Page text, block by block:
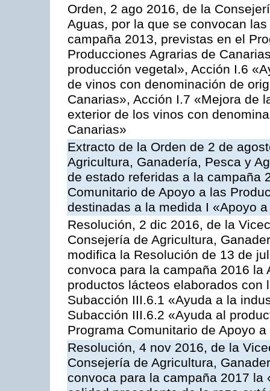
Orden, 2 ago 2016, de la
Aguas, por la que se convocan
campaña 2013, previstas en el
Producciones Agrarias de
producción vegetal», Acción I.6
de vinos con denominación de
Canarias», Acción I.7 «Mejora de
exterior de los vinos con
Canarias»
Extracto de la Orden de 2 de
Agricultura, Ganadería, Pesca y
de estado referidas a la campaña
Comunitario de Apoyo a las
destinadas a la medida I «Apoyo
Resolución, 2 dic 2016, de la
Consejería de Agricultura,
modifica la Resolución de 13 de
convoca para la campaña 2016
productos lácteos elaborados
Subacción III.6.1 «Ayuda a la
Subacción III.6.2 «Ayuda al
Programa Comunitario de Apoyo
Resolución, 4 nov 2016, de la
Consejería de Agricultura,
convoca para la campaña 2017